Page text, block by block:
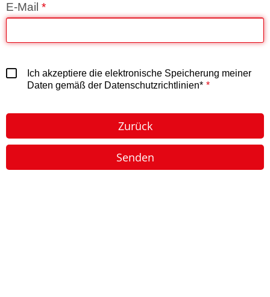
E-Mail *
Ich akzeptiere die elektronische Speicherung meiner
Daten gemäß der Datenschutzrichtlinien*
Zurück
Senden